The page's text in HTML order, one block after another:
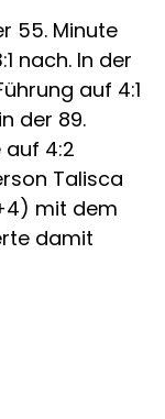
55. Minute
nach. In der
auf 4:1
der 89.
4:2
Talisca
mit dem
damit